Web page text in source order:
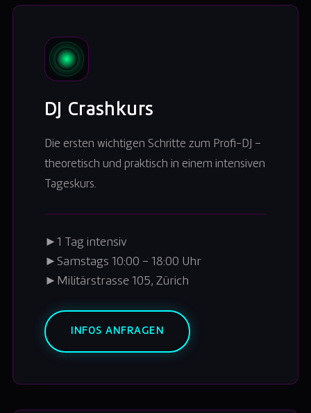
DJ Crashkurs
Die ersten wichtigen Schritte zum Profi-DJ –
theoretisch und praktisch in einem intensiven
Tageskurs.
► 1 Tag intensiv
► Samstags 10:00 – 18:00 Uhr
► Militärstrasse 105, Zürich
INFOS ANFRAGEN